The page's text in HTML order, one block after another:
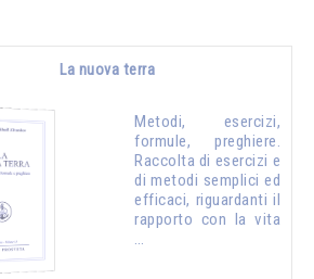
La nuova terra
Metodi, esercizi,
formule, preghiere.
Raccolta di esercizi e
di metodi semplici ed
efficaci, riguardanti il
rapporto con la vita
…